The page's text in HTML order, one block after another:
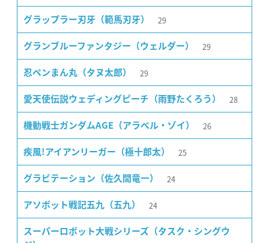
グラップラー刃牙（範馬刃牙） 29
グランブルーファンタジー（ウェルダー） 29
忍ペンまん丸（タヌ太郎） 29
愛天使伝説ウェディングピーチ（雨野たくろう） 28
機動戦士ガンダムAGE（アラベル・ゾイ） 26
疾風!アイアンリーガー（極十郎太） 25
グラビテーション（佐久間竜一） 24
アソボット戦記五九（五九） 24
スーパーロボット大戦シリーズ（タスク・シングウ